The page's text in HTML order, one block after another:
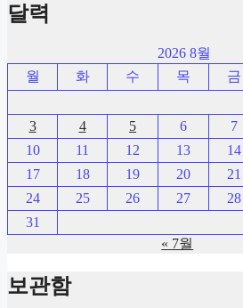
달력
2026 8월
월
화 수 목 금
3
4 5 6 7
10
11 12 13 14
17
18 19 20 21
24
25 26 27 28
31
« 7월
보관함